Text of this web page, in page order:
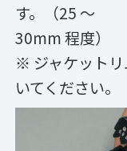
す。（25 ～
30mm 程度）
※ ジャケットリ
いてください。